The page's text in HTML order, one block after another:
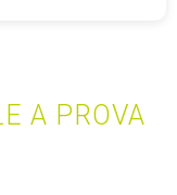
A PROVA